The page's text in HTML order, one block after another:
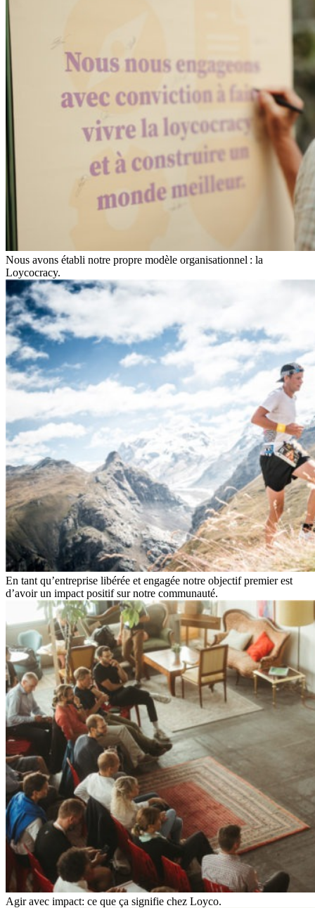
Nous avons établi notre propre modèle organisationnel : la
Loycocracy.
En tant qu’entreprise libérée et engagée notre objectif premier est
d’avoir un impact positif sur notre communauté.
Agir avec impact: ce que ça signifie chez Loyco.